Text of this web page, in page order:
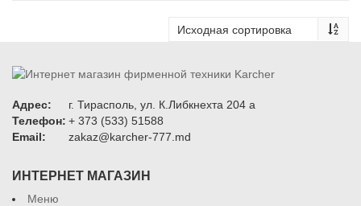
Адрес:
г. Тирасполь, ул. К.Либкнехта 204 а
Телефон: + 373 (533) 51588
Email:
zakaz@karcher-777.md
ИНТЕРНЕТ МАГАЗИН
Меню